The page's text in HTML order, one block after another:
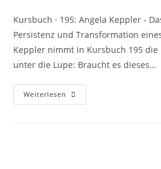
Kursbuch · 195: Angela Keppler -
Persistenz und Transformation
Keppler nimmt in Kursbuch 195 die
unter die Lupe: Braucht es dieses…
Weiterlesen